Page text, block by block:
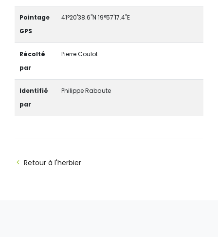
Pointage
GPS
41°20'38.6"N 19°57'17.4"E
Récolté
par
Pierre Coulot
Identifié
par
Philippe Rabaute
Retour à l'herbier